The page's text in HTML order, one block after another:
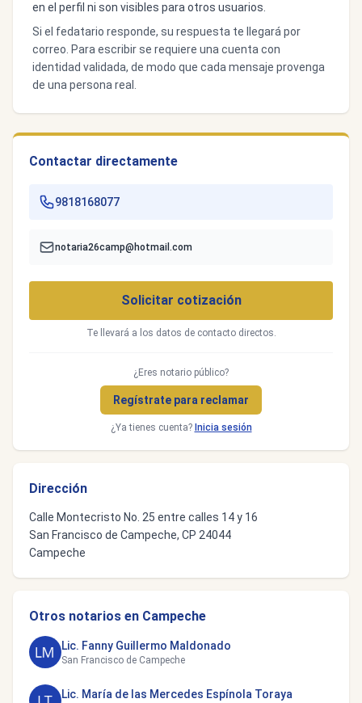
en el perfil ni son visibles para otros usuarios.
Si el fedatario responde, su respuesta te llegará por
correo. Para escribir se requiere una cuenta con
identidad validada, de modo que cada mensaje provenga
de una persona real.
Contactar directamente
9818168077
notaria26camp@hotmail.com
Solicitar cotización
Te llevará a los datos de contacto directos.
¿Eres notario público?
Regístrate para reclamar
¿Ya tienes cuenta? Inicia sesión
Dirección
Calle Montecristo No. 25 entre calles 14 y 16
San Francisco de Campeche, CP 24044
Campeche
Otros notarios en Campeche
Lic. Fanny Guillermo Maldonado
San Francisco de Campeche
Lic. María de las Mercedes Espínola Toraya